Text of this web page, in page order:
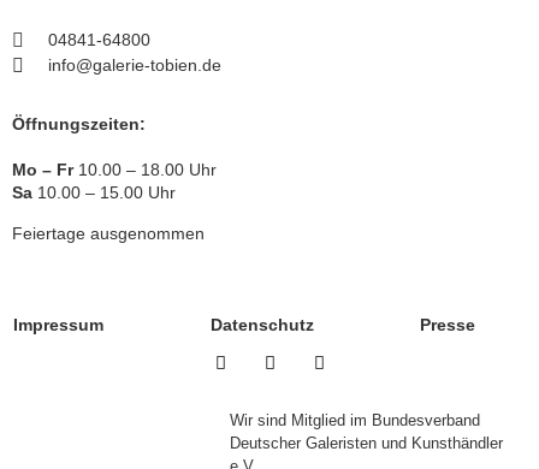
04841-64800
info@galerie-tobien.de
Öffnungszeiten:
Mo – Fr10.00 – 18.00 Uhr
Sa 10.00 – 15.00 Uhr
Feiertage ausgenommen
Impressum Datenschutz Presse
Wir sind Mitglied im Bundesverband
Deutscher Galeristen und Kunsthändler